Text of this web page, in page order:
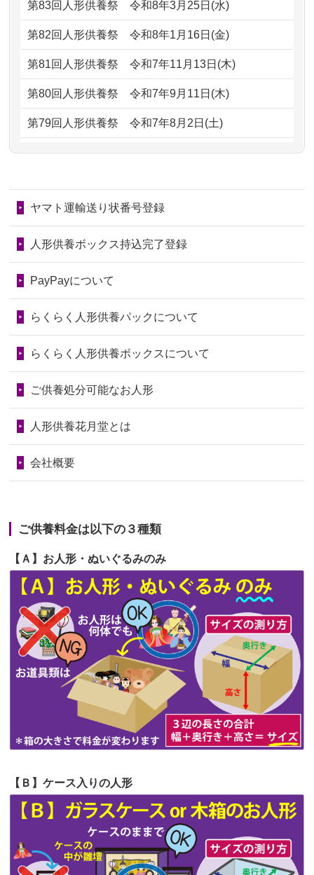
2026/06/30 長年大事にしてきた雛人形です、供養
していただ...
2026/06/29ガラスケースのまま引き取ってくださ
子どもの頃、妹と一緒にお雛様を出し
ました。お...
ので、お願...
2026/06/28以前和人形やぬいぐるみを供養いただ
いたことが...
の回りの物...
2026/06/28人形たちに これまで本当にありがとう
2026/06/24今は亡き両親が孫（私の子供）の初節
句に贈って...
2026/06/23ありがとうね
の祖父母か...
2026/06/20
雛人形をお道具も含め一式で引き取っ
てくださる...
2026/06/19
インターネット検索でホームページを
見つけまし...
供養が終わったお人形以外はどうして
るのですか？
しょうか？
2024/01/04ガラスケースは外しても良いですか？
第83回人形供養祭令和8年3月25日(水)
第82回人形供養祭令和8年1月16日(金)
第81回人形供養祭令和7年11月13日(木)
第80回人形供養祭令和7年9月11日(木)
第79回人形供養祭令和7年8月2日(土)
第78回人形供養祭令和7年6月20日(金)
第76回人形供養祭令和7年2月28日(金)
第75回人形供養祭令和7年1月17日(金)
第73回人形供養祭令和6年10月17日(木)
第71回人形供養祭令和6年8月1日(木)
第70回人形供養祭令和6年6月21日(金)
第68回人形供養祭令和6年3月22日(金)
第65回人形供養祭令和5年11月09日(木)
第64回人形供養祭令和5年9月21日(木)
第63回人形供養祭 令和5年8月1日(火)
第62回人形供養祭令和5年6月21日(水)
第61回人形供養祭 令和5年5月19日(金)
第60回人形供養祭令和5年3月28日(火)
第59回人形供養祭 令和5年2月10日(金)
第58回人形供養祭令和5年12月21日(水)
第56回人形供養祭 令和4年10月19日(水)
第55回人形供養祭令和4年9月8日(木)
第54回人形供養祭令和4年8月1日(月)
ヤマト運輸送り状番号登録
人形供養ボックス持込完了登録
PayPayについて
らくらく人形供養パックについて
らくらく人形供養ボックスについて
ご供養処分可能なお人形
人形供養花月堂とは
会社概要
ご供養料金は以下の３種類
【Ａ】お人形・ぬいぐるみのみ
【Ｂ】ケース入りの人形